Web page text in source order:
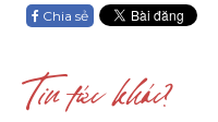
Chia sẻ
Tin tức khác?